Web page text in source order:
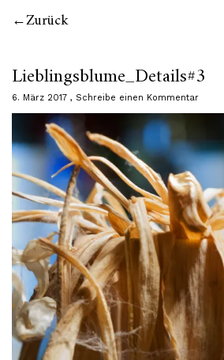
Zurück
Lieblingsblume_Details#3
6. März 2017 Schreibe einen Kommentar